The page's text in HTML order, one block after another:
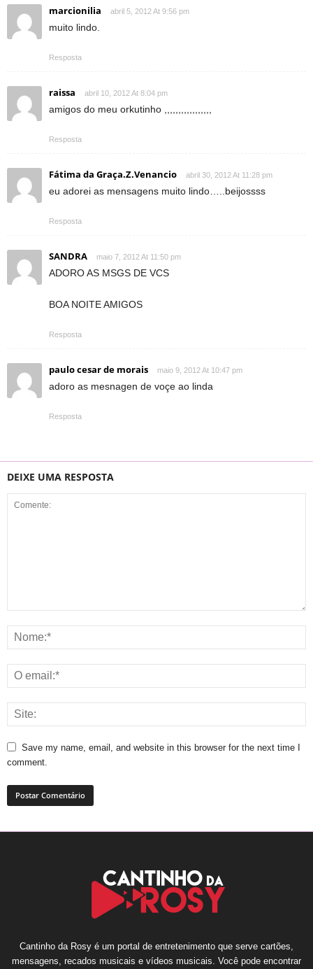
marcionilia abril 5, 2012 At 9:56 pm
muito lindo.
Resposta
raissa abril 10, 2012 At 8:04 pm
amigos do meu orkutinho ,,,,,,,,,,,,,,,,,
Resposta
Fátima da Graça.Z.Venancio abril 30, 2012 At 11:28 pm
eu adorei as mensagens muito lindo…..beijossss
Resposta
SANDRA maio 7, 2012 At 11:50 pm
ADORO AS MSGS DE VCS
BOA NOITE AMIGOS
Resposta
paulo cesar de morais maio 9, 2012 At 10:47 pm
adoro as mesnagen de voçe ao linda
Resposta
DEIXE UMA RESPOSTA
Save my name, email, and website in this browser for the next time I
comment.
Cantinho da Rosy é um portal de entretenimento que serve cartões,
mensagens, recados musicais e vídeos musicais. Você pode encontrar